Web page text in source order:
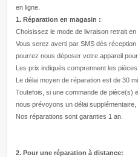
en ligne.
1. Réparation en magasin :
Choisissez le mode de livraison retrait en
Vous serez averti par SMS dès
pourrez nous déposer votre appareil pour
Les prix indiqués comprennent les
Le délai moyen de réparation est de 30
Toutefois, si une commande de pièce(s)
nous prévoyons un délai supplémentaire,
Nos réparations sont garanties 1 an.
2. Pour une réparation à distance: